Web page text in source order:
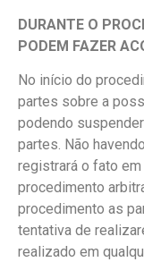
DURANTE O
PODEM FAZER
No início do
partes sobre a
podendo
partes. Não
registrará o fato
procedimento
procedimento as
tentativa de
realizado em